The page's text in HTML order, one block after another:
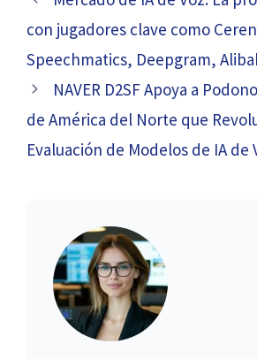
con jugadores clave como
Speechmatics, Deepgram,
NAVER D2SF Apoya a
de América del Norte que
Evaluación de Modelos de IA de